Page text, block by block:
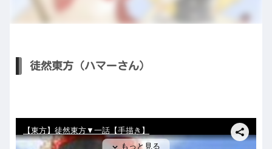
徒然東方（ハマーさん）